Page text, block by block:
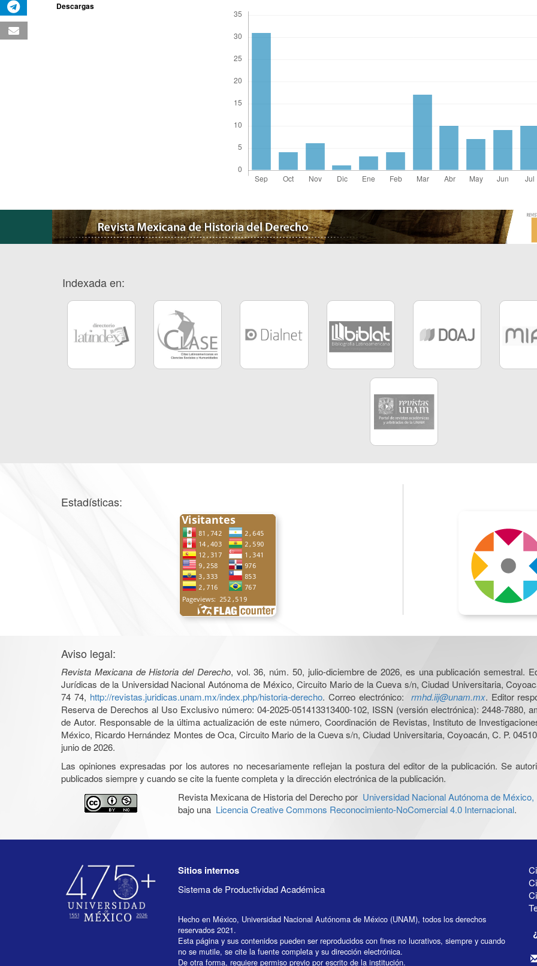
Descargas
Indexada en:
Estadísticas:
Aviso legal:
Revista Mexicana de Historia del Derecho, vol. 36, núm. 50, julio-diciembre de 2026, es una publicación semestral.
Jurídicas de la Universidad Nacional Autónoma de México, Circuito Mario de la Cueva s/n, Ciudad Universitaria,
74 74, http://revistas.juridicas.unam.mx/index.php/historia-derecho. Correo electrónico: rmhd.iij@unam.mx. Editor
Reserva de Derechos al Uso Exclusivo número: 04-2025-051413313400-102, ISSN (versión electrónica): 2448-7880,
de Autor. Responsable de la última actualización de este número, Coordinación de Revistas, Instituto de
México, Ricardo Hernández Montes de Oca, Circuito Mario de la Cueva s/n, Ciudad Universitaria, Coyoacán, C. P.
junio de 2026.
Las opiniones expresadas por los autores no necesariamente reflejan la postura del editor de la publicación. Se
publicados siempre y cuando se cite la fuente completa y la dirección electrónica de la publicación.
Revista Mexicana de Historia del Derecho por Universidad Nacional Autónoma de
bajo una Licencia Creative Commons Reconocimiento-NoComercial 4.0 Internacional.
Sitios internos
Sistema de Productividad Académica
Hecho en México, Universidad Nacional Autónoma de México (UNAM), todos los derechos
reservados 2021.
Esta página y sus contenidos pueden ser reproducidos con fines no lucrativos, siempre y cuando
no se mutile, se cite la fuente completa y su dirección electrónica.
De otra forma, requiere permiso previo por escrito de la institución.